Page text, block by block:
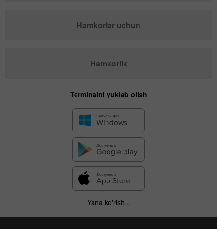
Hamkorlar uchun
Hamkorlik
Terminalni yuklab olish
Yana ko'rish...